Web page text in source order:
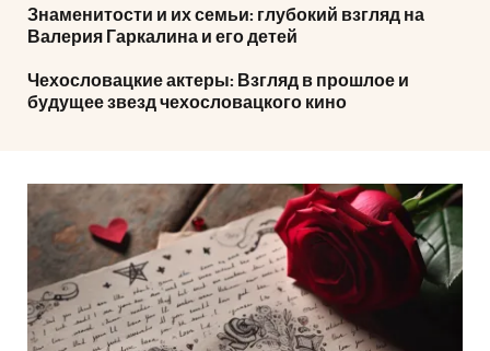
Знаменитости и их семьи: глубокий взгляд на
Валерия Гаркалина и его детей
Чехословацкие актеры: Взгляд в прошлое и
будущее звезд чехословацкого кино